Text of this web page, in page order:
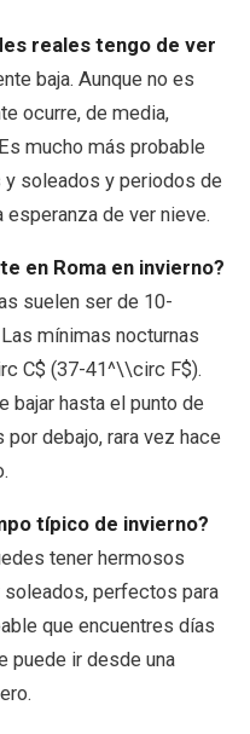
reales tengo de ver
baja. Aunque no es
ocurre, de media,
mucho más probable
soleados y periodos de
esperanza de ver nieve.
en Roma en invierno?
suelen ser de 10-
mínimas nocturnas
C$ (37-41^\\circ F$).
bajar hasta el punto de
debajo, rara vez hace
típico de invierno?
tener hermosos
perfectos para
que encuentres días
puede ir desde una